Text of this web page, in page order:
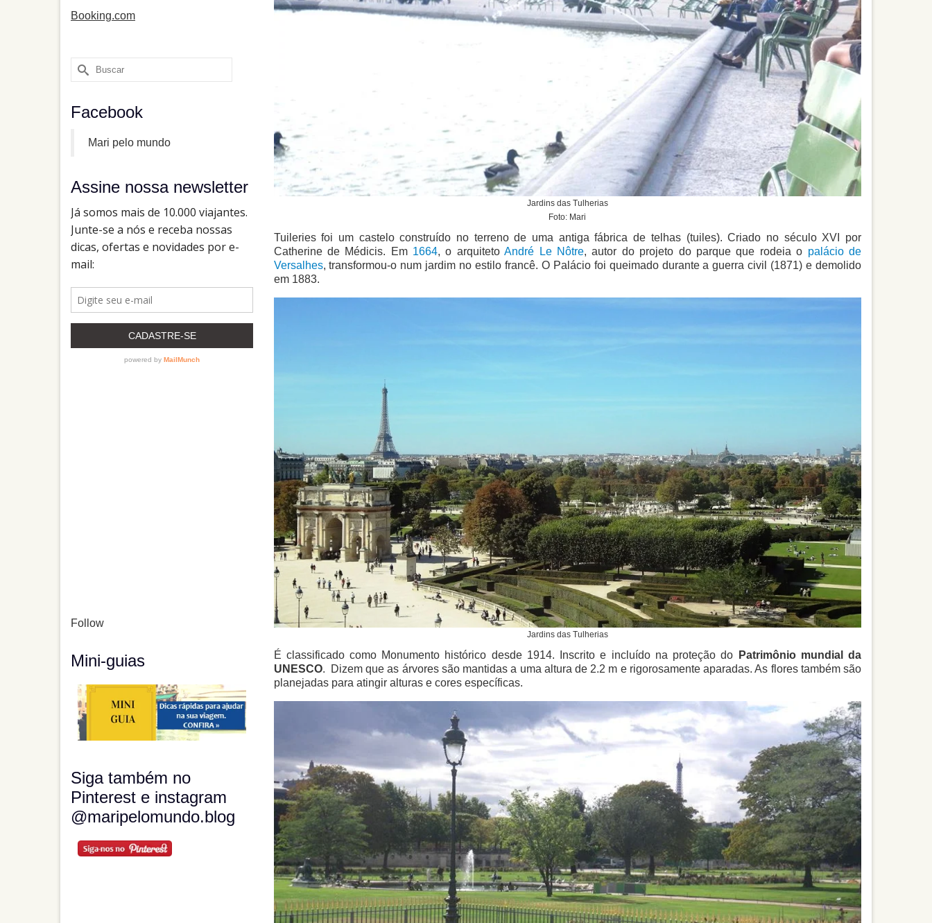
Jardins das Tulherias
Foto: Mari
Tuileries foi um castelo construído no terreno de uma antiga fábrica de telhas (tuiles). Criado no século XVI por
Catherine de Médicis. Em 1664, o arquitetoAndré Le Nôtre, autor do projeto do parque que rodeia o palácio de
Versalhes, transformou-o num jardim no estilo francê. O Palácio foi queimado durante a guerra civil (1871) e demolido
em 1883.
Jardins das Tulherias
É classificado como Monumento histórico desde 1914. Inscrito e incluído na proteção do
Patrimônio mundial da
UNESCO.
Dizem que as árvores são mantidas a uma altura de 2.2 m e rigorosamente aparadas. As flores também são
planejadas para atingir alturas e cores específicas.
Booking.com
Buscar
por:
Facebook
Mari pelo mundo
Assine nossa newsletter
Follow
Mini-guias
Siga também no
Pinterest e instagram
@maripelomundo.blog